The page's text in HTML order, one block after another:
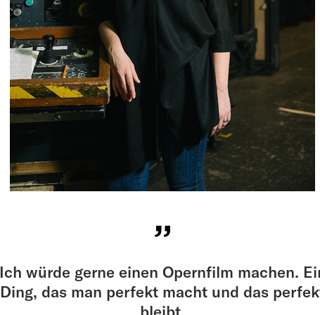
Ich würde gerne einen Opernfilm machen.
Ding, das man perfekt macht und das
bleibt.